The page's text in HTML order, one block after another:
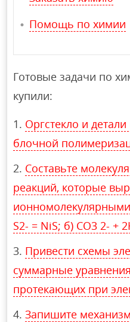
Помощь по химии
Готовые задачи по
купили:
Оргстекло и
блочной
Составьте
реакций, которые
S2- = NiS; б) CO3 2- +
Привести схемы
суммарные
протекающих при
Запишите